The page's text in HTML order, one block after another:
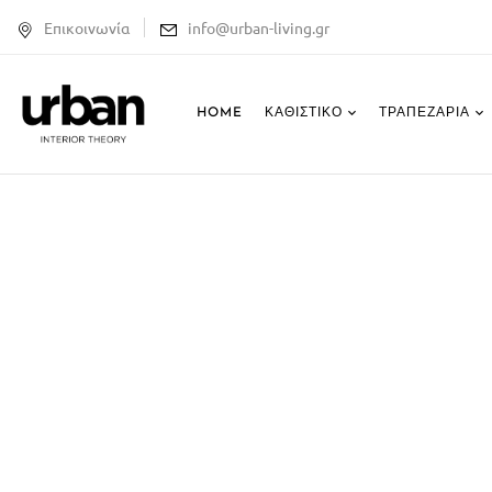
Επικοινωνία info@urban-living.gr
HOME ΚΑΘΙΣΤΙΚΌ ΤΡΑΠΕΖΑΡΊΑ